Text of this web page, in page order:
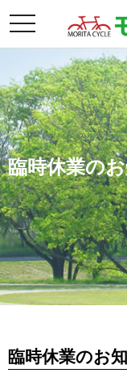
toggle
臨時休業の
臨時休業のお